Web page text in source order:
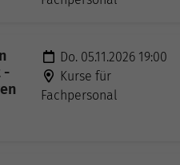
-
Do. 05.11.2026 19:00
Kurse für
Fachpersonal